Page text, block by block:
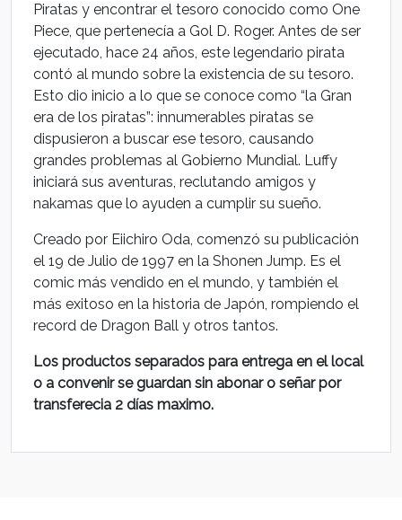
Piratas y encontrar el tesoro conocido como One
Piece, que pertenecía a Gol D. Roger. Antes de ser
ejecutado, hace 24 años, este legendario pirata
contó al mundo sobre la existencia de su tesoro.
Esto dio inicio a lo que se conoce como “la Gran
era de los piratas”: innumerables piratas se
dispusieron a buscar ese tesoro, causando
grandes problemas al Gobierno Mundial. Luffy
iniciará sus aventuras, reclutando amigos y
nakamas que lo ayuden a cumplir su sueño.
Creado por Eiichiro Oda, comenzó su publicación
el 19 de Julio de 1997 en la Shonen Jump. Es el
comic más vendido en el mundo, y también el
más exitoso en la historia de Japón, rompiendo el
record de Dragon Ball y otros tantos.
Los productos separados para entrega en el local
o a convenir se guardan sin abonar o señar por
transferecia 2 días maximo.